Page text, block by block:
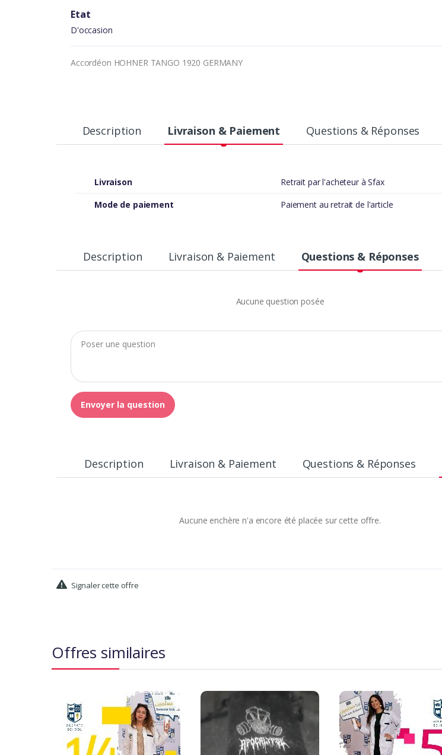
Etat
D'occasion
Accordéon HOHNER TANGO 1920 GERMANY
Description Livraison & Paiement Questions & Réponses
Livraison
Retrait par l'acheteur à Sfax
Mode de paiement
Paiement au retrait de l'article
Description Livraison & Paiement Questions & Réponses
Aucune question posée
Envoyer la question
Description Livraison & Paiement Questions & Réponses
Aucune enchère n'a encore été placée sur cette offre.
Signaler cette offre
Offres similaires